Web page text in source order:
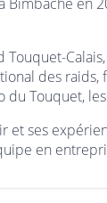
Touquet-
des raids,
du Touquet,
et ses
en